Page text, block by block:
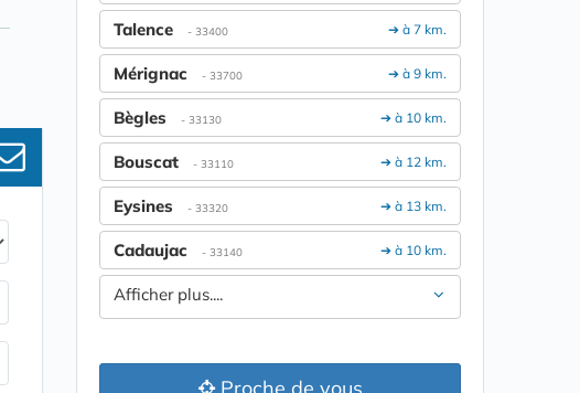
➔ à 7 km.
Talence - 33400
➔ à 9 km.
Mérignac - 33700
➔ à 10 km.
Bègles - 33130
➔ à 12 km.
Bouscat - 33110
➔ à 13 km.
Eysines - 33320
➔ à 10 km.
Cadaujac - 33140
Afficher plus....